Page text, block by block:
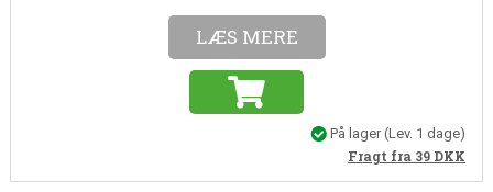
LÆS MERE
På lager(Lev. 1 dage)
Fragt fra 39 DKK